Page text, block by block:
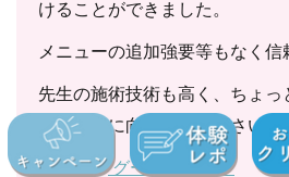
けることができました。
メニューの追加強要等もなく信
先生の施術技術も高く、ちょっ
にも丁寧に向き合って下さいま
参照元：グーグルマップ